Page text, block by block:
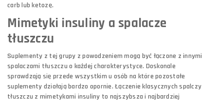
carb lub ketozę.
Mimetyki insuliny a spalacze
tłuszczu
Suplementy z tej grupy z powodzeniem mogą być łączone z innymi
spalaczami tłuszczu o każdej charakterystyce. Doskonale
sprawdzają się przede wszystkim u osób na które pozostałe
suplementy działają bardzo opornie. Łączenie klasycznych spalczy
tłuszczu z mimetykami insuliny to najszybsza i najbardziej